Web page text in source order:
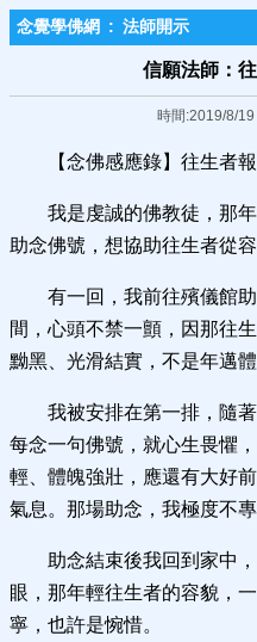
念覺學佛網 : 法師開示
信願法師：
時間:2019/8/
【念佛感應錄】往生者
我是虔誠的佛教徒，那
助念佛號，想協助往生者從
有一回，我前往殯儀館
間，心頭不禁一顫，因那往
黝黑、光滑結實，不是年邁體
我被安排在第一排，隨
每念一句佛號，就心生畏懼
輕、體魄強壯，應還有大好
氣息。那場助念，我極度不專
助念結束後我回到家中
眼，那年輕往生者的容貌，
寧，也許是惋惜。